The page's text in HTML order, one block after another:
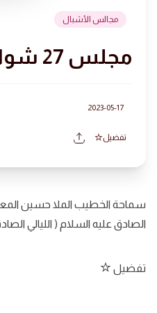
مجالس الأشبال
مجلس 27 شوال 1444 هجرية
2023-05-17
تفضيل
سماحة الخطيب الملا حسين
الصادق عليه السلام ( الليالي
تفضيل